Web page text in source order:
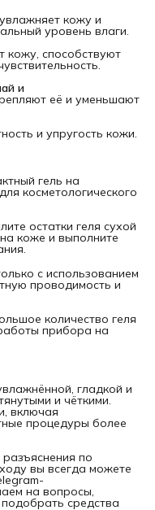
кожу и
уровень влаги.
кожу, способствуют
и
её и уменьшают
и упругость кожи.
гель на
косметологического
остатки геля сухой
коже и выполните
с использованием
проводимость и
количество геля
прибора на
гладкой и
и чёткими.
включая
процедуры более
по
вы всегда можете
на вопросы,
средства